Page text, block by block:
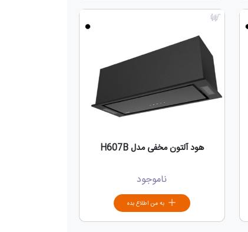
هود آلتون مخفی مدل H607B
ناموجود
به من اطلاع بده